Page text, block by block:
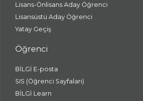
Lisans-Önlisans Aday Öğrenci
Lisansüstü Aday Öğrenci
Yatay Geçiş
Öğrenci
BİLGİ E-posta
SIS (Öğrenci Sayfaları)
BİLGİ Learn